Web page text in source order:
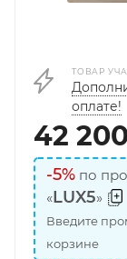
ТОВАР
оплате!
42
-5% по
«LUX5»
Введите
корзине